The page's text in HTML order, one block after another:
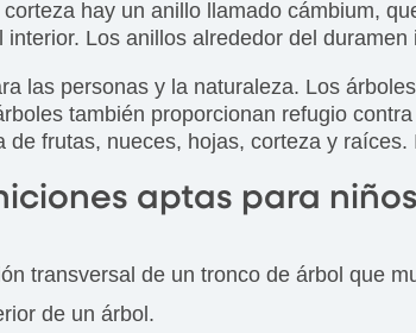
hay un anillo llamado cámbium,
Los anillos alrededor del
las personas y la naturaleza. Los
también proporcionan refugio
de frutas, nueces, hojas, corteza y
aptas para niños
transversal de un tronco de árbol que
de un árbol.